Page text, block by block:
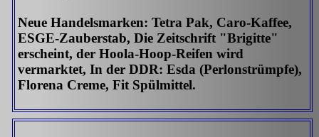
Neue Handelsmarken: Tetra Pak, Caro-Kaffee,
ESGE-Zauberstab, Die Zeitschrift "Brigitte"
erscheint, der Hoola-Hoop-Reifen wird
vermarktet, In der DDR: Esda (Perlonstrümpfe),
Florena Creme, Fit Spülmittel.